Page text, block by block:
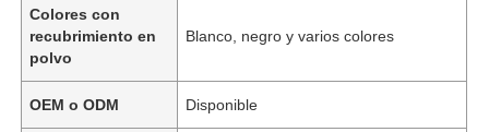
Colores con
recubrimiento en
polvo
Blanco, negro y varios colores
OEM o ODM Disponible